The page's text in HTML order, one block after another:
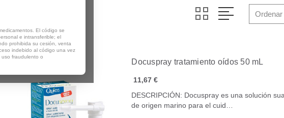
Ordenar
Docuspray tratamiento oídos 50 mL
11,67 €
DESCRIPCIÓN: Docuspray es una solución
de origen marino para el cuid…
El código se
e intransferible; el
prohibida su cesión, venta
indebido al código una vez
fraudulento o